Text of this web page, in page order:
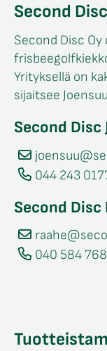
Second
Second Disc
Yrityksellä on
sijaitsee
Second Disc
044 243
Second Disc
040 584